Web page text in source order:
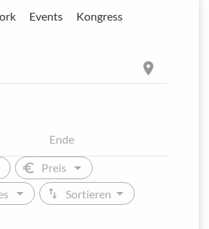
Events Kongress
location_on
euro Preis arrow_drop_down
arrow_drop_down swap_vert Sortieren arrow_drop_down